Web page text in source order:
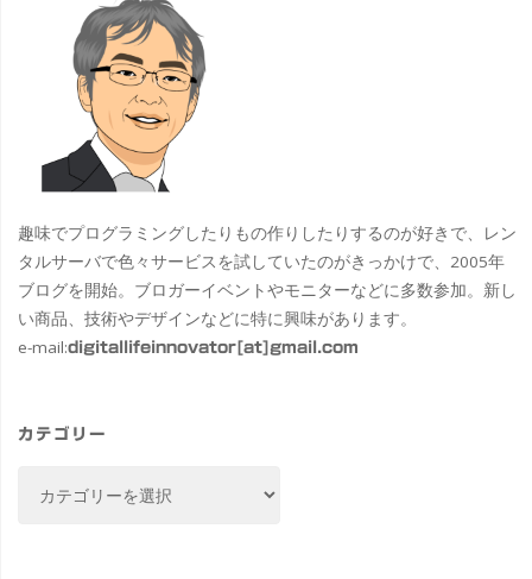
趣味でプログラミングしたりもの作りしたりするのが好きで、レン
タルサーバで色々サービスを試していたのがきっかけで、2005年
ブログを開始。ブロガーイベントやモニターなどに多数参加。新し
い商品、技術やデザインなどに特に興味があります。
e-mail:digitallifeinnovator[at]gmail.com
カテゴリー